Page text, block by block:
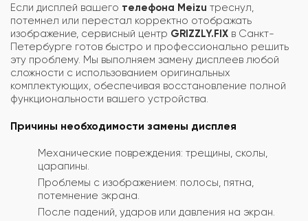
Если дисплей вашего телефона Meizu треснул,
потемнел или перестал корректно отображать
изображение, сервисный центр GRIZZLY.FIX в Санкт-
Петербурге готов быстро и профессионально решить
эту проблему. Мы выполняем замену дисплеев любой
сложности с использованием оригинальных
комплектующих, обеспечивая восстановление полной
функциональности вашего устройства.
Причины необходимости замены дисплея
Механические повреждения: трещины, сколы,
царапины.
Проблемы с изображением: полосы, пятна,
потемнение экрана.
После падений, ударов или давления на экран.